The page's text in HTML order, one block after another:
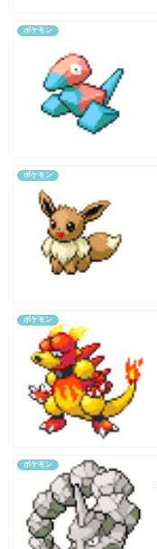
ポケモン
ポケモン
ポケモン
ポケモン